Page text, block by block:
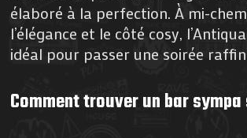
élaboré à la perfection. À mi-
l’élégance et le côté cosy,
idéal pour passer une soirée
Comment trouver un bar